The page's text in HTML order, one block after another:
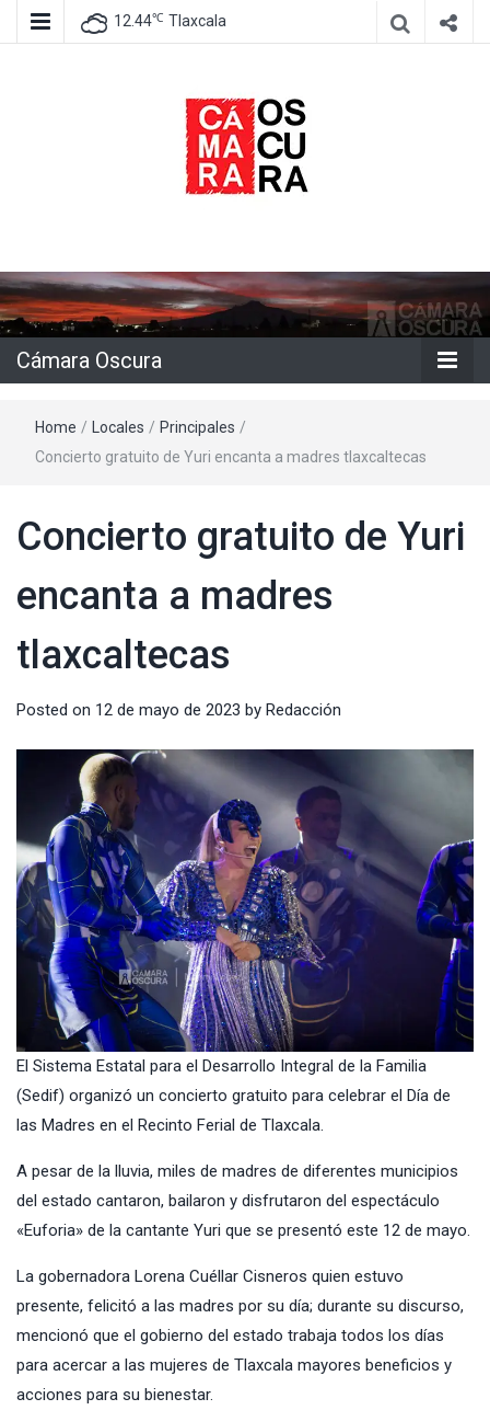
12.44℃ Tlaxcala
Cámara
Oscura
Cámara Oscura
Home / Locales / Principales /
Concierto gratuito de Yuri encanta a madres tlaxcaltecas
Concierto gratuito de Yuri
encanta a madres
tlaxcaltecas
Posted on 12 de mayo de 2023 by Redacción
El Sistema Estatal para el Desarrollo Integral de la Familia
(Sedif) organizó un concierto gratuito para celebrar el Día de
las Madres en el Recinto Ferial de Tlaxcala.
A pesar de la lluvia, miles de madres de diferentes municipios
del estado cantaron, bailaron y disfrutaron del espectáculo
«Euforia» de la cantante Yuri que se presentó este 12 de mayo.
La gobernadora Lorena Cuéllar Cisneros quien estuvo
presente, felicitó a las madres por su día; durante su discurso,
mencionó que el gobierno del estado trabaja todos los días
para acercar a las mujeres de Tlaxcala mayores beneficios y
acciones para su bienestar.